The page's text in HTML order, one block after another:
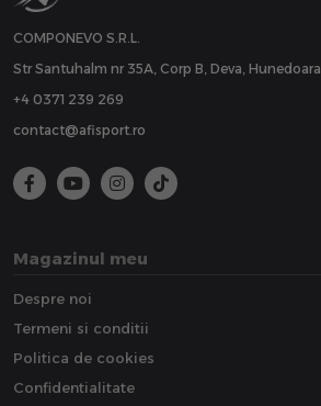
COMPONEVO S.R.L.
Str Santuhalm nr 35A, Corp B, Deva, Hunedoara
+4 0371 239 269
contact@afisport.ro
Magazinul meu
Despre noi
Termeni si conditii
Politica de cookies
Confidentialitate